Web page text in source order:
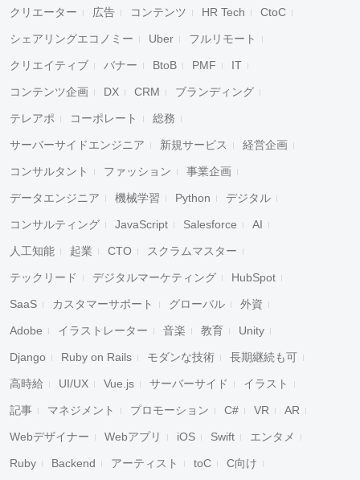
クリエーター 広告 コンテンツ HR Tech CtoC
シェアリングエコノミー Uber フルリモート
クリエイティブ バナー BtoB PMF IT
コンテンツ企画 DX CRM ブランディング
テレアポ コーポレート 総務
サーバーサイドエンジニア 新規サービス 経営企画
コンサルタント ファッション 事業企画
データエンジニア 機械学習 Python デジタル
コンサルティング JavaScript Salesforce AI
人工知能 起業 CTO スクラムマスター
テックリード デジタルマーケティング HubSpot
SaaS カスタマーサポート グローバル 外資
Adobe イラストレーター 音楽 教育 Unity
Django Ruby on Rails モダンな技術 長期継続も可
高時給 UI/UX Vue.js サーバーサイド イラスト
記事 マネジメント プロモーション C# VR AR
Webデザイナー Webアプリ iOS Swift エンタメ
Ruby Backend アーティスト toC C向け